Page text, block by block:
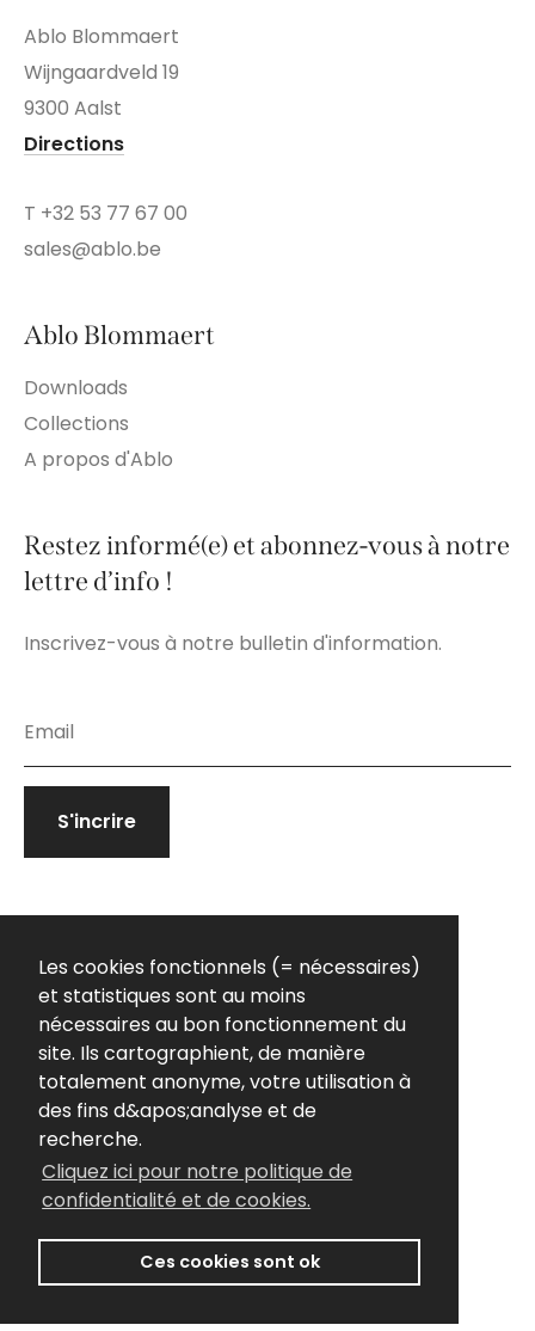
Les cookies fonctionnels (= nécessaires)
et statistiques sont au moins
nécessaires au bon fonctionnement du
site. Ils cartographient, de manière
totalement anonyme, votre utilisation à
des fins d&apos;analyse et de
recherche.
Cliquez ici pour notre politique de
confidentialité et de cookies.
Ces cookies sont ok
Ablo Blommaert
Wijngaardveld 19
9300 Aalst
Directions
T +32 53 77 67 00
sales@ablo.be
Ablo Blommaert
Downloads
Collections
A propos d'Ablo
Restez informé(e) et abonnez-vous à notre
lettre d’info !
Inscrivez-vous à notre bulletin d'information.
this
field
blank
S'incrire
© 2026 Ablo Blommaert
Conditions générales
Ce site Web est developpé avec le soutien de